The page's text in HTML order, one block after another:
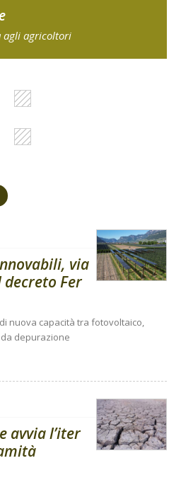
agli agricoltori
via
Fer
nuova capacità tra fotovoltaico,
depurazione
avvia l’iter